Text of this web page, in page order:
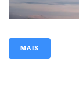
MAIS